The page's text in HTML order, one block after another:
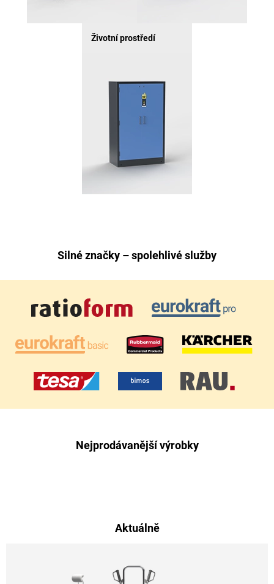
Životní prostředí
Silné značky – spolehlivé služby
Nejprodávanější výrobky
Aktuálně